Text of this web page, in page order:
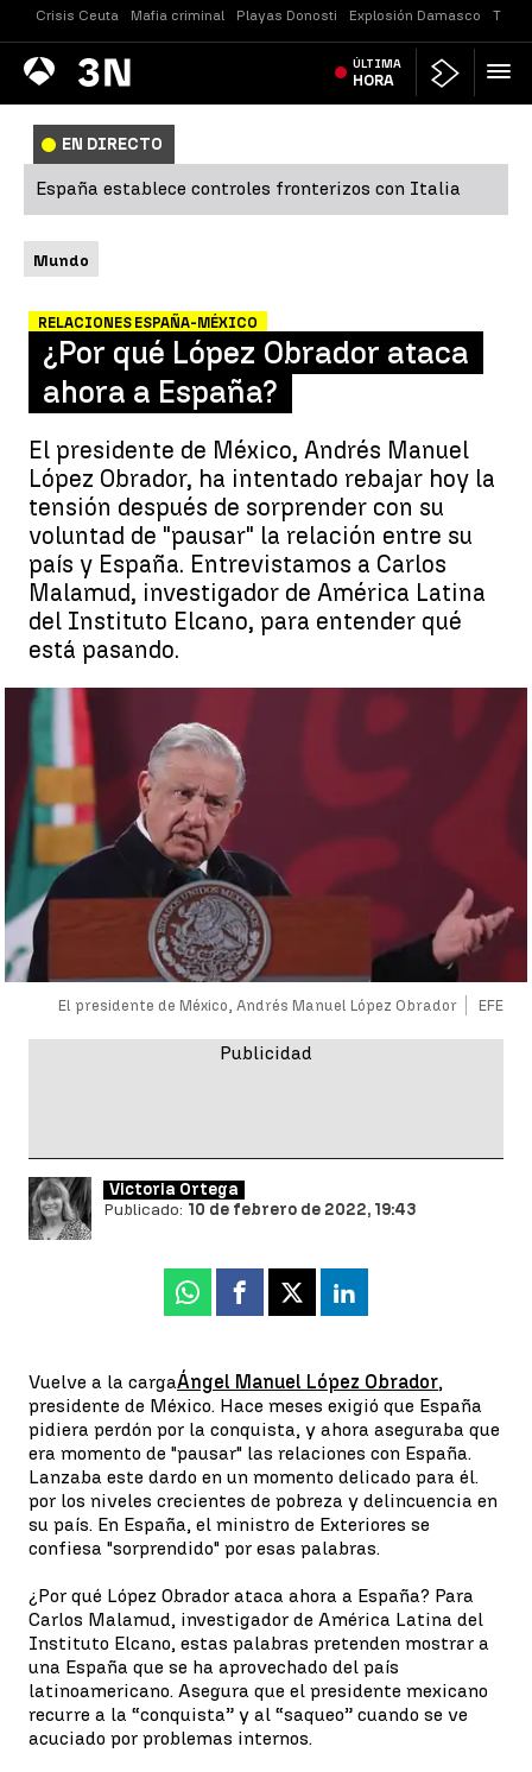
Crisis Ceuta Mafia criminal Playas Donosti Explosión Damasco
Antena
3 Noticias ÚLTIMA
HORA
EN DIRECTO
España establece controles fronterizos con Italia
Mundo
RELACIONES ESPAÑA-MÉXICO
¿Por qué López Obrador ataca
ahora a España?
El presidente de México, Andrés Manuel
López Obrador, ha intentado rebajar hoy la
tensión después de sorprender con su
voluntad de "pausar" la relación entre su
país y España. Entrevistamos a Carlos
Malamud, investigador de América Latina
del Instituto Elcano, para entender qué
está pasando.
El presidente de México, Andrés Manuel López Obrador EFE
Victoria Ortega
Publicado: 10 de febrero de 2022, 19:43
Whatsapp
Facebook
X Linkedin
Vuelve a la cargaÁngel Manuel López Obrador,
presidente de México. Hace meses exigió que España
pidiera perdón por la conquista, y ahora aseguraba que
era momento de "pausar" las relaciones con España.
Lanzaba este dardo en un momento delicado para él.
por los niveles crecientes de pobreza y delincuencia en
su país. En España, el ministro de Exteriores se
confiesa "sorprendido" por esas palabras.
¿Por qué López Obrador ataca ahora a España? Para
Carlos Malamud, investigador de América Latina del
Instituto Elcano, estas palabras pretenden mostrar a
una España que se ha aprovechado del país
latinoamericano. Asegura que el presidente mexicano
recurre a la “conquista” y al “saqueo” cuando se ve
acuciado por problemas internos.